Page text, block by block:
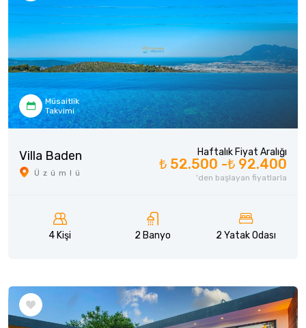
Müsaitlik
Takvimi
Villa Baden
Üzümlü
Haftalık Fiyat Aralığı
₺ 52.500 -₺ 92.400
'den başlayan fiyatlarla
4 Kişi 2 Banyo 2 Yatak Odası